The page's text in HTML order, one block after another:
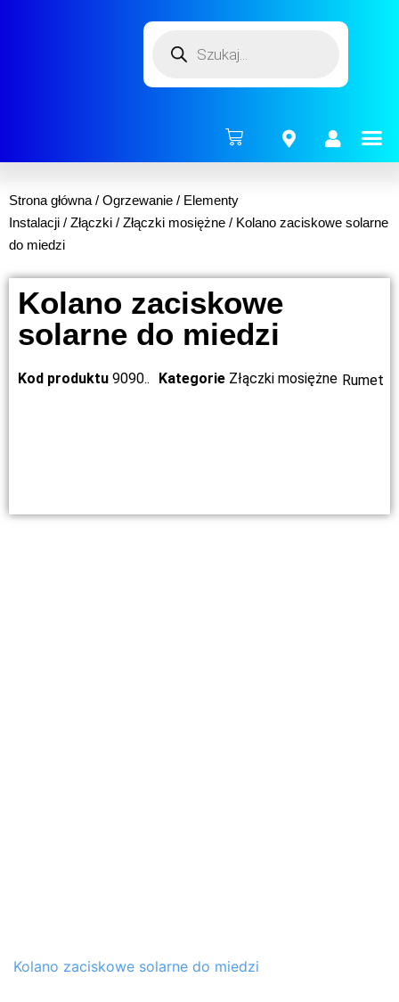
Strona główna / Ogrzewanie / Elementy
Instalacji / Złączki / Złączki mosiężne / Kolano zaciskowe solarne
do miedzi
Kolano zaciskowe
solarne do miedzi
Kod produktu 9090.. Kategorie Złączki mosiężne Rumet
Kolano zaciskowe solarne do miedzi